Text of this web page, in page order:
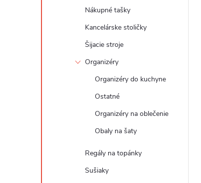
Nákupné tašky
Kancelárske stoličky
Šijacie stroje
Organizéry
Organizéry do kuchyne
Ostatné
Organizéry na oblečenie
Obaly na šaty
Regály na topánky
Sušiaky